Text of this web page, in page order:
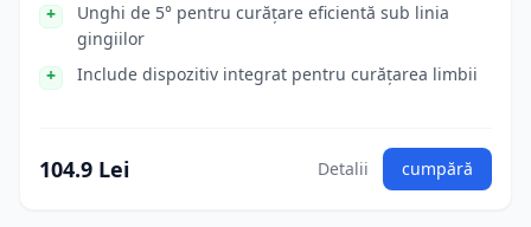
Unghi de 5° pentru curățare eficientă sub linia
gingiilor
Include dispozitiv integrat pentru curățarea limbii
104.9 Lei Detalii cumpără